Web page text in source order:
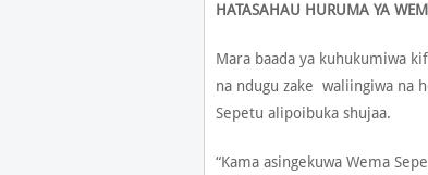
HATASAHAU HURUMA YA
Mara baada ya kuhukumiwa
na ndugu zake waliingiwa na
Sepetu alipoibuka shujaa.
“Kama asingekuwa Wema